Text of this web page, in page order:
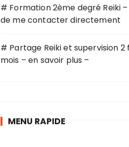
# Formation 2ème degré Reiki
de me contacter directement
# Partage Reiki et supervision 2
mois – en savoir plus –
MENU RAPIDE